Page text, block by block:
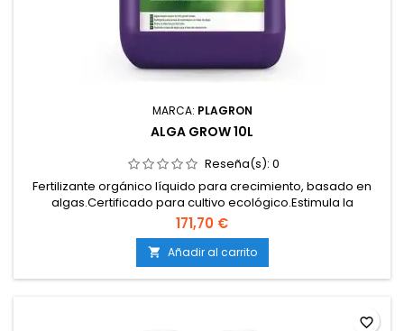
MARCA: PLAGRON
ALGA GROW 10L
Reseña(s): 0
Fertilizante orgánico líquido para crecimiento, basado en
algas.Certificado para cultivo ecológico.Estimula la
formación de raíces y desarrollo vegetativo.Mejora la salud
del suelo y la biología del sustrato.Compatible con cultivos
en tierra; no apto para hidroponía ni sistemas de goteo sin
enjuague.Promueve un crecimiento sano y estable.
171,70 €
 Añadir al carrito
favorite_border